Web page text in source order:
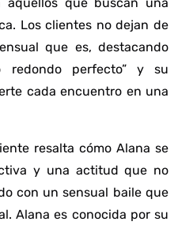
Los clientes no dejan de
que es, destacando
redondo perfecto” y su
cada encuentro en una
resalta cómo Alana se
y una actitud que no
con un sensual baile que
Alana es conocida por su